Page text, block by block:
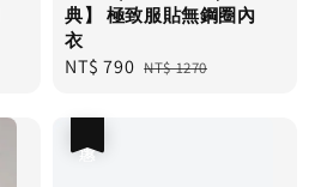
典】 極致服貼無鋼圈內
衣
Sale
NT$ 790 Regular
NT$ 1270